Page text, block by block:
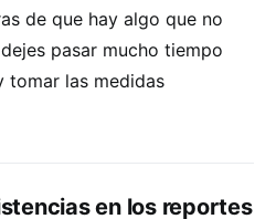
de que hay algo que no
pasar mucho tiempo
tomar las medidas
en los reportes